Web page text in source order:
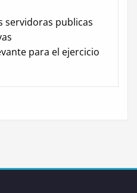
servidoras publicas
para el ejercicio